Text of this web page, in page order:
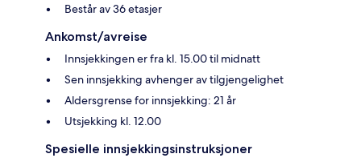
Består av 36 etasjer
Ankomst/avreise
Innsjekkingen er fra kl. 15.00 til midnatt
Sen innsjekking avhenger av tilgjengelighet
Aldersgrense for innsjekking: 21 år
Utsjekking kl. 12.00
Spesielle innsjekkingsinstruksjoner